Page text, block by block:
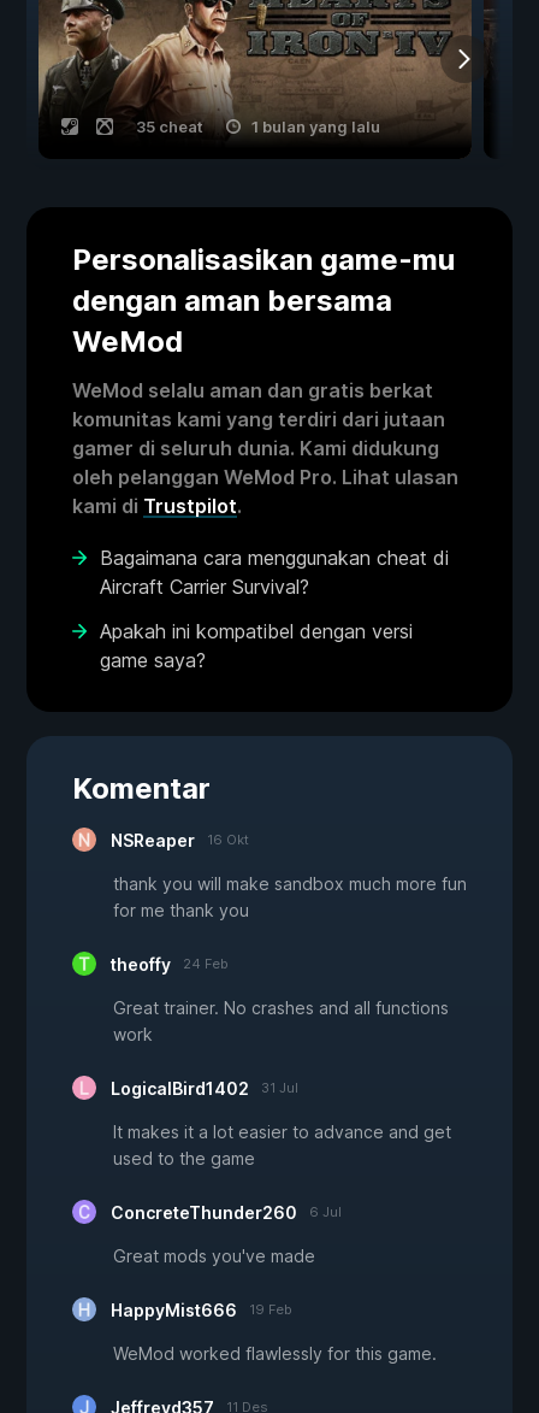
35 cheat 1 bulan yang lalu
Personalisasikan game-mu
dengan aman bersama
WeMod
WeMod selalu aman dan gratis berkat
komunitas kami yang terdiri dari jutaan
gamer di seluruh dunia. Kami didukung
oleh pelanggan WeMod Pro. Lihat ulasan
kami di Trustpilot.
Bagaimana cara menggunakan cheat di
Aircraft Carrier Survival?
Apakah ini kompatibel dengan versi
game saya?
Komentar
NSReaper 16 Okt
thank you will make sandbox much more fun
for me thank you
theoffy 24 Feb
Great trainer. No crashes and all functions
work
LogicalBird1402 31 Jul
It makes it a lot easier to advance and get
used to the game
ConcreteThunder260 6 Jul
Great mods you've made
HappyMist666 19 Feb
WeMod worked flawlessly for this game.
Jeffreyd357 11 Des